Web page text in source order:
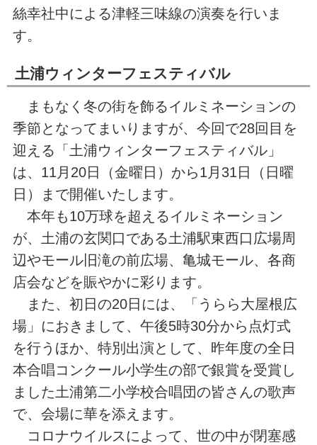
絲幸社中による津軽三味線の演奏を行いま
す。
土浦ウィンターフェスティバル
まもなく冬の街を飾るイルミネーションの
季節となってまいりますが、今回で28回目を
迎える「土浦ウィンターフェスティバル」
は、11月20日（金曜日）から1月31日（日曜
日）まで開催いたします。
本年も10万球を超えるイルミネーション
が、土浦の玄関口である土浦駅東西口広場周
辺やモール旧滝の前広場、亀城モール、各商
店会などを賑やかに彩ります。
また、初日の20日には、「うらら大屋根広
場」におきまして、午後5時30分から点灯式
を行うほか、特別出演として、昨年度の全日
本合唱コンクール小学生の部で銀賞を受賞し
ました土浦第二小学校合唱団の皆さんの歌声
で、会場に華を添えます。
コロナウイルスによって、世の中が閉塞感